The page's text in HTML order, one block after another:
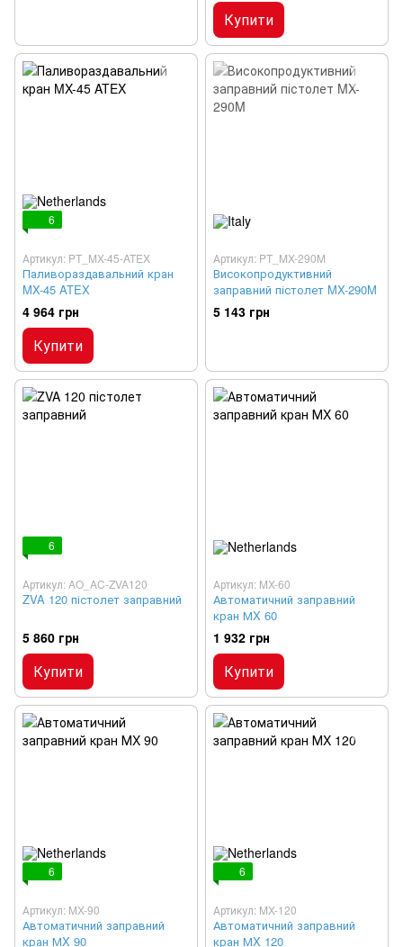
Купити
6
Артикул: PT_MX-45-ATEX
Паливораздавальний кран
MX-45 ATEX
4 964 грн
Купити
Артикул: PT_MX-290M
Високопродуктивний
заправний пістолет MX-290M
5 143 грн
6
Артикул: AO_AC-ZVA120
ZVA 120 пістолет заправний
5 860 грн
Купити
Артикул: MX-60
Автоматичний заправний
кран МX 60
1 932 грн
Купити
6
Артикул: MX-90
Автоматичний заправний
кран МX 90
6
Артикул: MX-120
Автоматичний заправний
кран МX 120